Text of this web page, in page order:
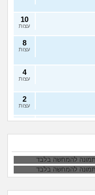
10
עצות
8
עצות
4
עצות
2
עצות
7
עצות
ציפיית שכר
ניסיון, למה
שכר גבוה